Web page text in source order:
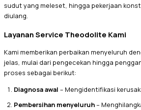
sudut yang meleset, hingga pekerjaan
diulang.
Layanan Service Theodolite Kami
Kami memberikan perbaikan menyeluruh
jelas, mulai dari pengecekan hingga
proses sebagai berikut:
Diagnosa awal – Mengidentifikasi
Pembersihan menyeluruh–